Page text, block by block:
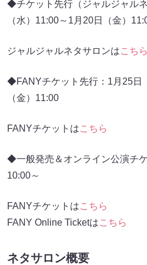
◆チケット先行（ジャルジャル
（水）11:00～1月20日（金）
ジャルジャルネタサロンはこちら
◆FANYチケット先行：1月25日
（金）11:00
FANYチケットはこちら
◆一般発売＆オンライン公演チ
10:00～
FANYチケットはこちら
FANY Online Ticketはこちら
ネタサロン概要